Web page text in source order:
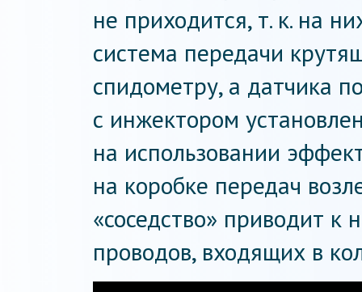
не приходится, т. к. на
система передачи
спидометру, а датчика
с инжектором
на использовании
на коробке передач
«соседство» приводит к
проводов, входящих в